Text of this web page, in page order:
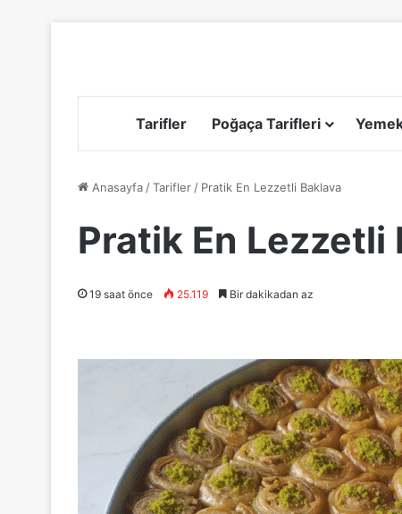
Tarifler Poğaça Tarifleri
Anasayfa /Tarifler / Pratik En Lezzetli Baklava
Pratik En Lezzetli
19 saat önce 25.119 Bir dakikadan az